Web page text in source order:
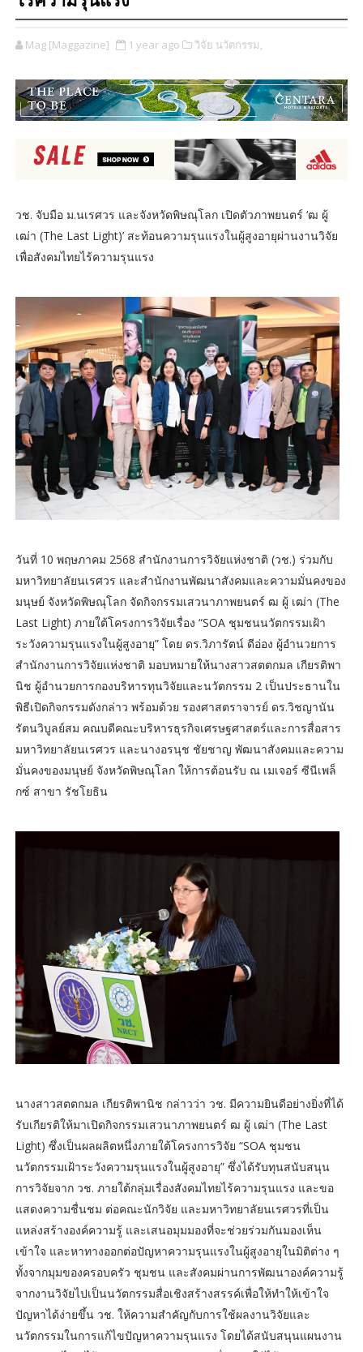
Mag [Maggazine] 1 year ago วิจัย นวัตกรรม,
วช. จับมือ ม.นเรศวร และจังหวัดพิษณุโลก เปิดตัวภาพยนตร์ ‘ฒ ผู้
เฒ่า (The Last Light)’ สะท้อนความรุนแรงในผู้สูงอายุผ่านงานวิจัย
เพื่อสังคมไทยไร้ความรุนแรง
วันที่ 10 พฤษภาคม 2568 สำนักงานการวิจัยแห่งชาติ (วช.) ร่วมกับ
มหาวิทยาลัยนเรศวร และสำนักงานพัฒนาสังคมและความมั่นคงของ
มนุษย์ จังหวัดพิษณุโลก จัดกิจกรรมเสวนาภาพยนตร์ ฒ ผู้ เฒ่า (The
Last Light) ภายใต้โครงการวิจัยเรื่อง “SOA ชุมชนนวัตกรรมเฝ้า
ระวังความรุนแรงในผู้สูงอายุ” โดย ดร.วิภารัตน์ ดีอ่อง ผู้อำนวยการ
สำนักงานการวิจัยแห่งชาติ มอบหมายให้นางสาวสตตกมล เกียรติพา
นิช ผู้อำนวยการกองบริหารทุนวิจัยและนวัตกรรม 2 เป็นประธานใน
พิธีเปิดกิจกรรมดังกล่าว พร้อมด้วย รองศาสตราจารย์ ดร.วิชญานัน
รัตนวิบูลย์สม คณบดีคณะบริหารธุรกิจเศรษฐศาสตร์และการสื่อสาร
มหาวิทยาลัยนเรศวร และนางอรนุช ชัยชาญ พัฒนาสังคมและความ
มั่นคงของมนุษย์ จังหวัดพิษณุโลก ให้การต้อนรับ ณ เมเจอร์ ซีนีเพล็
กซ์ สาขา รัชโยธิน
นางสาวสตตกมล เกียรติพานิช กล่าวว่า วช. มีความยินดีอย่างยิ่งที่ได้
รับเกียรติให้มาเปิดกิจกรรมเสวนาภาพยนตร์ ฒ ผู้ เฒ่า (The Last
Light) ซึ่งเป็นผลผลิตหนึ่งภายใต้โครงการวิจัย “SOA ชุมชน
นวัตกรรมเฝ้าระวังความรุนแรงในผู้สูงอายุ” ซึ่งได้รับทุนสนับสนุน
การวิจัยจาก วช. ภายใต้กลุ่มเรื่องสังคมไทยไร้ความรุนแรง และขอ
แสดงความชื่นชม ต่อคณะนักวิจัย และมหาวิทยาลัยนเรศวรที่เป็น
แหล่งสร้างองค์ความรู้ และเสนอมุมมองที่จะช่วยร่วมกันมองเห็น
เข้าใจ และหาทางออกต่อปัญหาความรุนแรงในผู้สูงอายุในมิติต่าง ๆ
ทั้งจากมุมของครอบครัว ชุมชน และสังคมผ่านการพัฒนาองค์ความรู้
จากงานวิจัยไปเป็นนวัตกรรมสื่อเชิงสร้างสรรค์เพื่อให้ทำให้เข้าใจ
ปัญหาได้ง่ายขึ้น วช. ให้ความสำคัญกับการใช้ผลงานวิจัยและ
นวัตกรรมในการแก้ไขปัญหาความรุนแรง โดยได้สนับสนุนแผนงาน